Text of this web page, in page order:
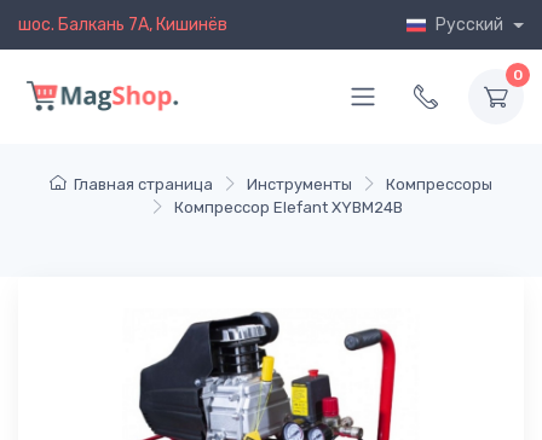
шос. Балкань 7A, Кишинёв Русский
0
Главная страница Инструменты
Компрессоры
Компрессор Elefant XYBM24B